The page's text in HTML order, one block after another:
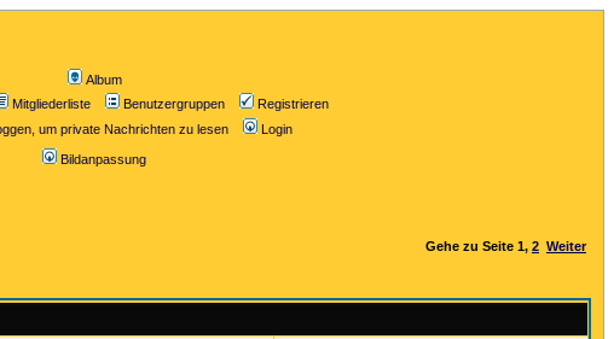
Album
Mitgliederliste Benutzergruppen
Registrieren
um private Nachrichten zu lesen Login
Bildanpassung
Gehe zu Seite 1, 2 Weiter